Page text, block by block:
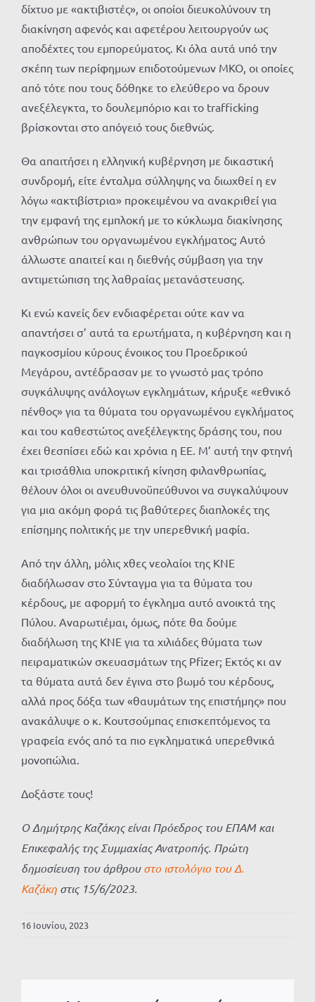
δίχτυο με «ακτιβιστές», οι οποίοι διευκολύνουν τη
διακίνηση αφενός και αφετέρου λειτουργούν ως
αποδέχτες του εμπορεύματος. Κι όλα αυτά υπό την
σκέπη των περίφημων επιδοτούμενων ΜΚΟ, οι οποίες
από τότε που τους δόθηκε το ελεύθερο να δρουν
ανεξέλεγκτα, το δουλεμπόριο και το trafficking
βρίσκονται στο απόγειό τους διεθνώς.
Θα απαιτήσει η ελληνική κυβέρνηση με δικαστική
συνδρομή, είτε ένταλμα σύλληψης να διωχθεί η εν
λόγω «ακτιβίστρια» προκειμένου να ανακριθεί για
την εμφανή της εμπλοκή με το κύκλωμα διακίνησης
ανθρώπων του οργανωμένου εγκλήματος; Αυτό
άλλωστε απαιτεί και η διεθνής σύμβαση για την
αντιμετώπιση της λαθραίας μετανάστευσης.
Κι ενώ κανείς δεν ενδιαφέρεται ούτε καν να
απαντήσει σ’ αυτά τα ερωτήματα, η κυβέρνηση και η
παγκοσμίου κύρους ένοικος του Προεδρικού
Μεγάρου, αντέδρασαν με το γνωστό μας τρόπο
συγκάλυψης ανάλογων εγκλημάτων, κήρυξε «εθνικό
πένθος» για τα θύματα του οργανωμένου εγκλήματος
και του καθεστώτος ανεξέλεγκτης δράσης του, που
έχει θεσπίσει εδώ και χρόνια η ΕΕ. Μ’ αυτή την φτηνή
και τρισάθλια υποκριτική κίνηση φιλανθρωπίας,
θέλουν όλοι οι ανευθυνοϋπεύθυνοι να συγκαλύψουν
για μια ακόμη φορά τις βαθύτερες διαπλοκές της
επίσημης πολιτικής με την υπερεθνική μαφία.
Από την άλλη, μόλις χθες νεολαίοι της ΚΝΕ
διαδήλωσαν στο Σύνταγμα για τα θύματα του
κέρδους, με αφορμή το έγκλημα αυτό ανοικτά της
Πύλου. Αναρωτιέμαι, όμως, πότε θα δούμε
διαδήλωση της ΚΝΕ για τα χιλιάδες θύματα των
πειραματικών σκευασμάτων της Pfizer; Εκτός κι αν
τα θύματα αυτά δεν έγινα στο βωμό του κέρδους,
αλλά προς δόξα των «θαυμάτων της επιστήμης» που
ανακάλυψε ο κ. Κουτσούμπας επισκεπτόμενος τα
γραφεία ενός από τα πιο εγκληματικά υπερεθνικά
μονοπώλια.
Δοξάστε τους!
Ο Δημήτρης Καζάκης είναι Πρόεδρος του ΕΠΑΜ και
Επικεφαλής της Συμμαχίας Ανατροπής. Πρώτη
δημοσίευση του άρθρουστο ιστολόγιο του Δ.
Καζάκη στις 15/6/2023.
16 Ιουνίου, 2023